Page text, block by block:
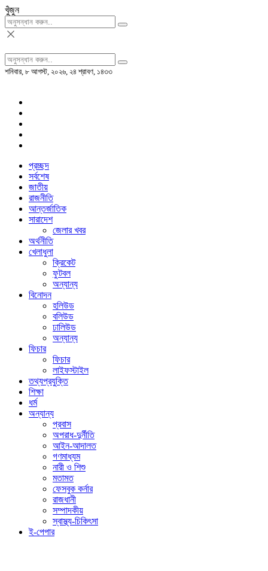
খুঁজুন
শনিবার, ৮ আগস্ট, ২০২৬, ২৪ শ্রাবণ, ১৪৩৩
প্রচ্ছদ
সর্বশেষ
জাতীয়
রাজনীতি
আন্তর্জাতিক
সারাদেশ
জেলার খবর
অর্থনীতি
খেলাধুলা
ক্রিকেট
ফুটবল
অন্যান্য
বিনোদন
হলিউড
বলিউড
ঢালিউড
অন্যান্য
ফিচার
ফিচার
লাইফস্টাইল
তথ্যপ্রযুক্তি
শিক্ষা
ধর্ম
অন্যান্য
প্রবাস
অপরাধ-দুর্নীতি
আইন-আদালত
গণমাধ্যম
নারী ও শিশু
মতামত
ফেসবুক কর্নার
রাজধানী
সম্পাদকীয়
স্বাস্থ্য-চিকিৎসা
ই-পেপার